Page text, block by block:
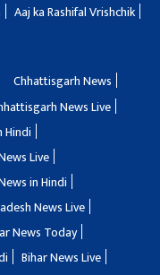
Aaj ka Rashifal Vrishchik
Chhattisgarh News
News Live
Hindi
Live
in Hindi
News Live
News Today
Bihar News Live